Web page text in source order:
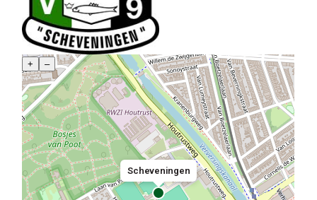
Scheveningen
+ –